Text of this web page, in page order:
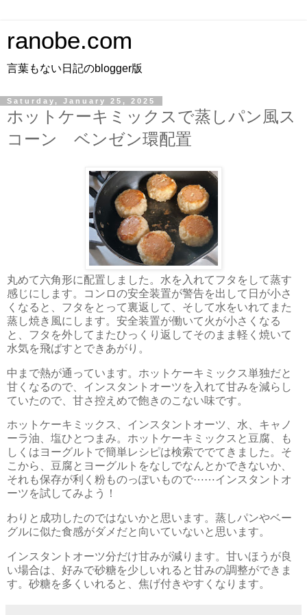
ranobe.com
言葉もない日記のblogger版
Saturday, January 25, 2025
ホットケーキミックスで蒸しパン風ス
コーン ベンゼン環配置
丸めて六角形に配置しました。水を入れてフタをして蒸す
感じにします。コンロの安全装置が警告を出して日が小さ
くなると、フタをとって裏返して、そして水をいれてまた
蒸し焼き風にします。安全装置が働いて火が小さくなる
と、フタを外してまたひっくり返してそのまま軽く焼いて
水気を飛ばすとできあがり。
中まで熱が通っています。ホットケーキミックス単独だと
甘くなるので、インスタントオーツを入れて甘みを減らし
ていたので、甘さ控えめで飽きのこない味です。
ホットケーキミックス、インスタントオーツ、水、キャノ
ーラ油、塩ひとつまみ。ホットケーキミックスと豆腐、も
しくはヨーグルトで簡単レシピは検索ででてきました。そ
こから、豆腐とヨーグルトをなしでなんとかできないか、
それも保存が利く粉ものっぽいもので⋯⋯インスタントオ
ーツを試してみよう！
わりと成功したのではないかと思います。蒸しパンやベー
グルに似た食感がダメだと向いていないと思います。
インスタントオーツ分だけ甘みが減ります。甘いほうが良
い場合は、好みで砂糖を少しいれると甘みの調整ができま
す。砂糖を多くいれると、焦げ付きやすくなります。